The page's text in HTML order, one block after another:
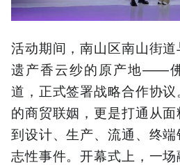
活动期间，南山区南山街
遗产香云纱的原产地——
道，正式签署战略合作协
的商贸联姻，更是打通从面
到设计、生产、流通、终
志性事件。开幕式上，一